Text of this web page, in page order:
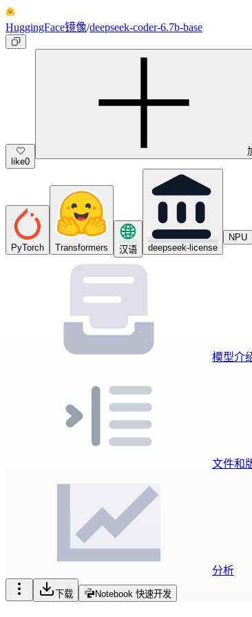
HuggingFace镜像/deepseek-coder-6.7b-base
like0
PyTorch Transformers 汉语 deepseek-license
NPU
模型介
文件和
分析
下载 Notebook 快速开发